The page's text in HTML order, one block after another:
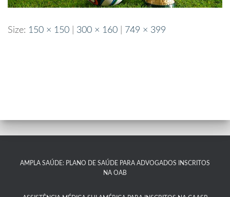
Size: 150 × 150 300 × 160 749 × 399
AMPLA SAÚDE: PLANO DE SAÚDE PARA ADVOGADOS INSCRITOS
NA OAB